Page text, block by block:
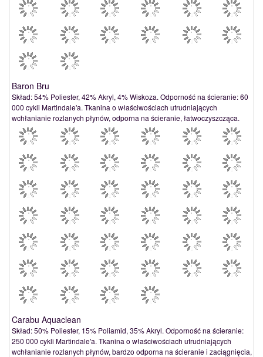
Baron Bru
Skład: 54% Poliester, 42% Akryl, 4% Wiskoza. Odporność na ścieranie: 60
000 cykli Martindale'a. Tkanina o właściwościach utrudniających
wchłanianie rozlanych płynów, odporna na ścieranie, łatwoczyszcząca.
Carabu Aquaclean
Skład: 50% Poliester, 15% Poliamid, 35% Akryl. Odporność na ścieranie:
250 000 cykli Martindale'a. Tkanina o właściwościach utrudniających
wchłanianie rozlanych płynów, bardzo odporna na ścieranie i zaciągnięcia,